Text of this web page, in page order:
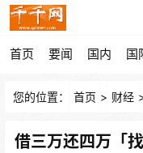
首页 要闻 国内 国
您的位置： 首页 > 财经
借三万还四万「